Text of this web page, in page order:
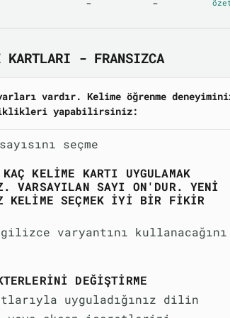
- -
- FRANSIZCA
vardır. Kelime öğrenme
yapabilirsiniz:
seçme
KELIME KARTI UYGULAMAK
SAYI ON'DUR. YENI
KELIME SEÇMEK IYI BIR FIKIR
varyantını kullanacağını
DEĞIŞTIRME
uyguladığınız dilin